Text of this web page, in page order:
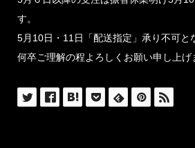
す。
5月10日・11日「配送指定」承り不可と
何卒ご理解の程よろしくお願い申し上げ